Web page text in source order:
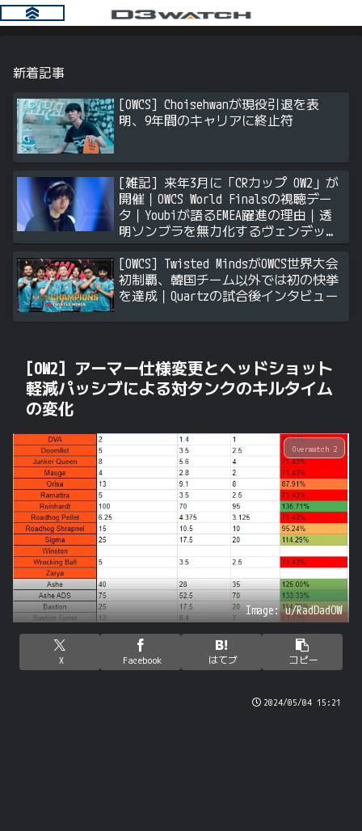
新着記事
[OWCS] Choisehwanが現役引退を表
明、9年間のキャリアに終止符
[雑記] 来年3月に「CRカップ OW2」が
開催｜OWCS World Finalsの視聴デー
タ｜Youbiが語るEMEA躍進の理由｜透
明ソンブラを無力化するヴェンデッタ
｜Stalk3rが久々のツィート ほか
[OWCS] Twisted MindsがOWCS世界大会
初制覇、韓国チーム以外では初の快挙
を達成｜Quartzの試合後インタビュー
[OW2] アーマー仕様変更とヘッドショット
軽減パッシブによる対タンクのキルタイム
の変化
Overwatch 2
Image: u/RadDadOW
X Facebook はてブ コピー
2024/05/04 15:21